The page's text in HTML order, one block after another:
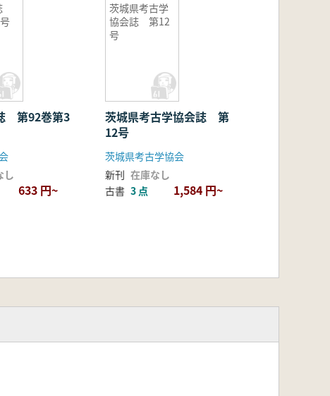
第92巻第3
し
633 円~
茨城県考古学
協会誌 第12
号
茨城県考古学協会誌 第
12号
茨城県考古学協会
新刊 在庫なし
古書 3 点 1,584 円~